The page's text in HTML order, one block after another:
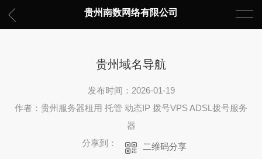
贵州南数网络有限公司
贵州域名导航
发布时间：2026-01-19
作者：贵州服务器租用 托管 动态IP 拨号VPS ADSL拨号服务
器
分享到：
二维码分享